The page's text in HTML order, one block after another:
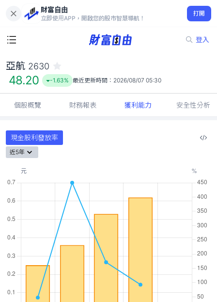
財富自由
立即使用APP，開啟您的股市智慧導航！
打開
登入
48.20
-1.63%
亞航 2630
48.20 -1.63% 最近更新時間： 2026/08/07 05:30
個股概覽 財務報表 獲利能力 安全性分析
現金股利發放率
近5年